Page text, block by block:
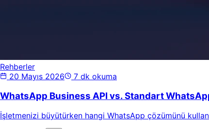
Rehberler
20 Mayıs 2026
7 dk okuma
WhatsApp Business API vs. Standart
İşletmenizi büyütürken hangi WhatsApp çözümünü